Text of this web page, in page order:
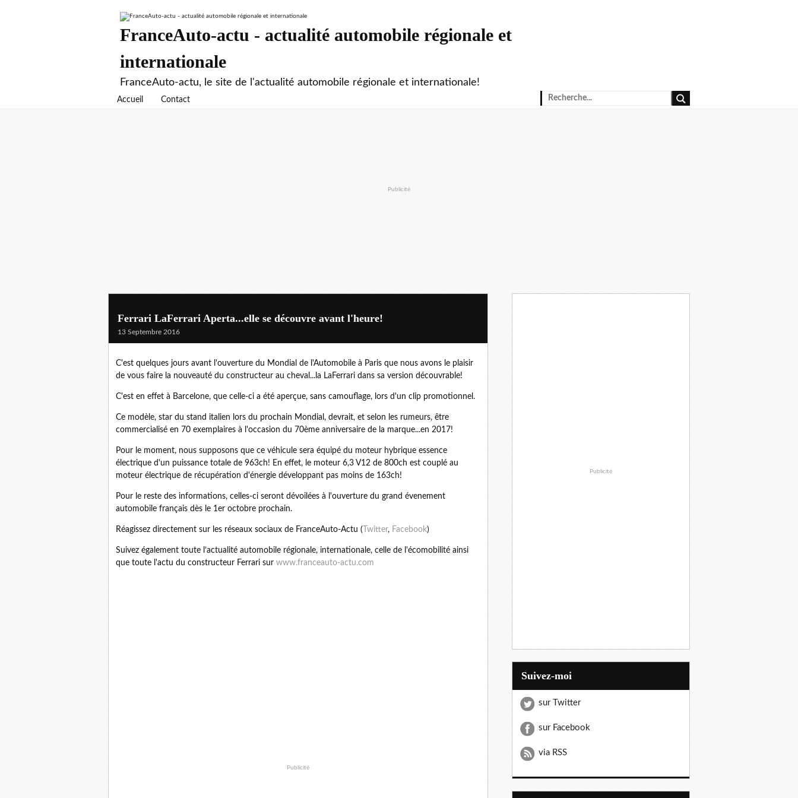
FranceAuto-actu - actualité automobile régionale et
internationale
FranceAuto-actu, le site de l'actualité automobile régionale et internationale!
Accueil Contact
Publicité
Ferrari LaFerrari Aperta...elle se découvre avant l'heure!
13 Septembre 2016
C'est quelques jours avant l'ouverture du Mondial de l'Automobile à Paris que nous avons le plaisir
de vous faire la nouveauté du constructeur au cheval...la LaFerrari dans sa version découvrable!
C'est en effet à Barcelone, que celle-ci a été aperçue, sans camouflage, lors d'un clip promotionnel.
Ce modèle, star du stand italien lors du prochain Mondial, devrait, et selon les rumeurs, être
commercialisé en 70 exemplaires à l'occasion du 70ème anniversaire de la marque...en 2017!
Pour le moment, nous supposons que ce véhicule sera équipé du moteur hybrique essence
électrique d'un puissance totale de 963ch! En effet, le moteur 6,3 V12 de 800ch est couplé au
moteur électrique de récupération d'énergie développant pas moins de 163ch!
Pour le reste des informations, celles-ci seront dévoilées à l'ouverture du grand évenement
automobile français dès le 1er octobre prochain.
Réagissez directement sur les réseaux sociaux de FranceAuto-Actu ( Twitter, Facebook)
Suivez également toute l’actualité automobile régionale, internationale, celle de l'écomobilité ainsi
que toute l'actu du constructeur Ferrari sur www.franceauto-actu.com
Publicité
Publicité
Suivez-moi
sur Twitter
sur Facebook
via RSS